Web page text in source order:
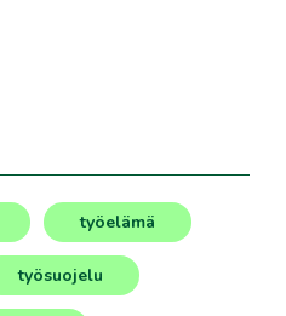
työelämä
työsuojelu